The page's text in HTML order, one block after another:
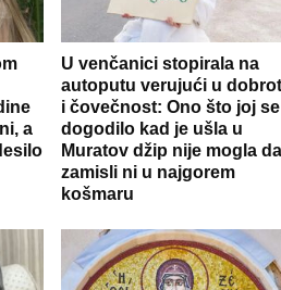
a
U venčanici stopirala na
autoputu verujući u
i čovečnost: Ono što joj se
dogodilo kad je ušla u
Muratov džip nije mogla da
zamisli ni u najgorem
košmaru